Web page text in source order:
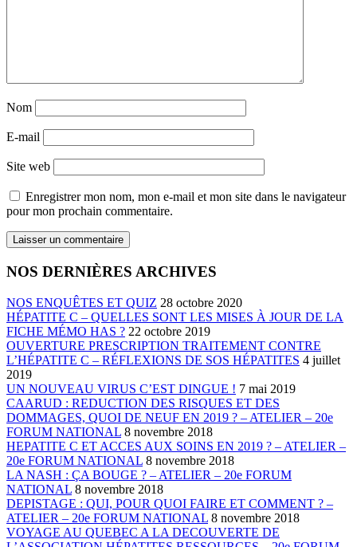
Nom
E-mail
Site web
Enregistrer mon nom, mon e-mail et mon site dans le navigateur
pour mon prochain commentaire.
NOS DERNIÈRES ARCHIVES
NOS ENQUÊTES ET QUIZ 28 octobre 2020
HÉPATITE C – QUELLES SONT LES MISES À JOUR DE LA
FICHE MÉMO HAS ? 22 octobre 2019
OUVERTURE PRESCRIPTION TRAITEMENT CONTRE
L’HÉPATITE C – RÉFLEXIONS DE SOS HÉPATITES 4 juillet
2019
UN NOUVEAU VIRUS C’EST DINGUE ! 7 mai 2019
CAARUD : REDUCTION DES RISQUES ET DES
DOMMAGES, QUOI DE NEUF EN 2019 ? – ATELIER – 20e
FORUM NATIONAL 8 novembre 2018
HEPATITE C ET ACCES AUX SOINS EN 2019 ? – ATELIER –
20e FORUM NATIONAL 8 novembre 2018
LA NASH : ÇA BOUGE ? – ATELIER – 20e FORUM
NATIONAL 8 novembre 2018
DEPISTAGE : QUI, POUR QUOI FAIRE ET COMMENT ? –
ATELIER – 20e FORUM NATIONAL 8 novembre 2018
VOYAGE AU QUEBEC A LA DECOUVERTE DE